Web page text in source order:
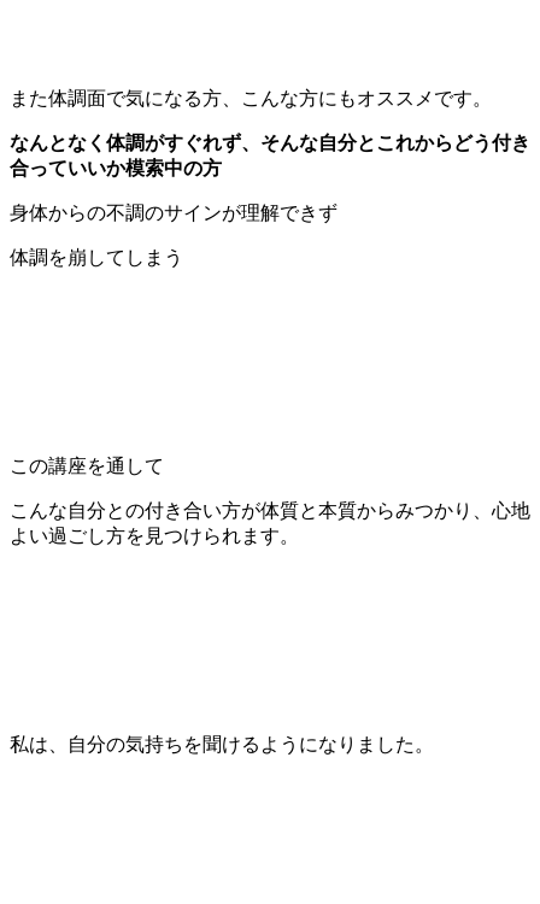
また体調面で気になる方、こんな方にもオススメです。
なんとなく体調がすぐれず、そんな自分とこれからどう付き
合っていいか模索中の方
身体からの不調のサインが理解できず
体調を崩してしまう
この講座を通して
こんな自分との付き合い方が体質と本質からみつかり、心地
よい過ごし方を見つけられます。
私は、自分の気持ちを聞けるようになりました。